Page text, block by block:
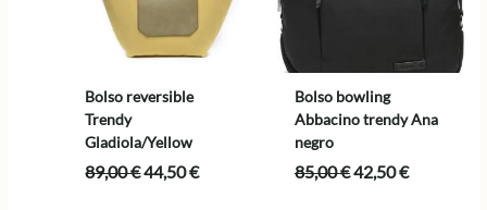
Bolso reversible
Trendy
Gladiola/Yellow
89,00€El
44,50€El
Bolso bowling
Abbacino trendy Ana
negro
85,00€El
42,50€El